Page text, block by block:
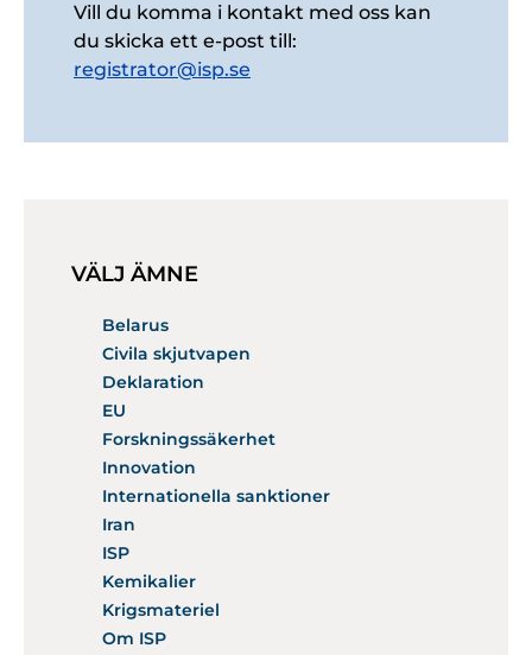
Vill du komma i kontakt med oss kan
du skicka ett e-post till:
registrator@isp.se
VÄLJ ÄMNE
Belarus
Civila skjutvapen
Deklaration
EU
Forskningssäkerhet
Innovation
Internationella sanktioner
Iran
ISP
Kemikalier
Krigsmateriel
Om ISP